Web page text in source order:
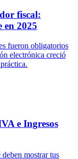
fiscal:
en 2025
fueron obligatorios
electrónica creció
e Ingresos
mostrar tus